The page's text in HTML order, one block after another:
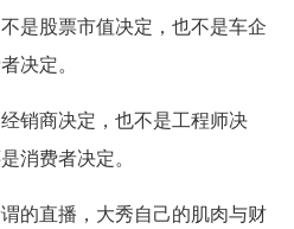
是股票市值决定，也不是车企
决定。
销商决定，也不是工程师决
消费者决定。
的直播，大秀自己的肌肉与财